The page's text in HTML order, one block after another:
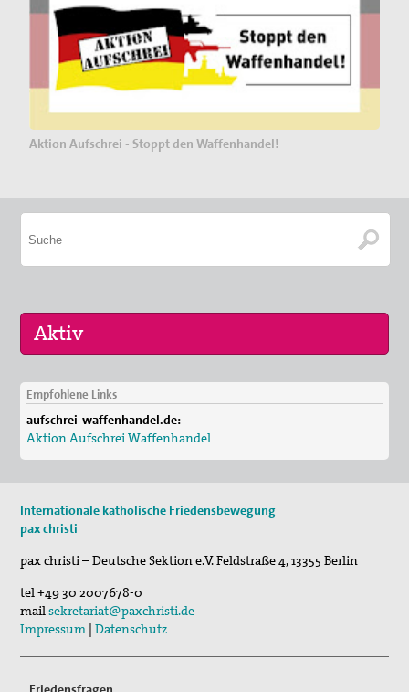
Aktion Aufschrei - Stoppt den Waffenhandel!
29. Aug 2026
Fahrradpilgertour 2026
30. Aug 2026
03. Sep 2026
Mahnwache
Empfohlene Links
aufschrei-waffenhandel.de:
Aktion Aufschrei Waffenhandel
Internationale katholische Friedensbewegung
pax christi
pax christi – Deutsche Sektion e.V.Feldstraße 4,13355 Berlin
tel+49 30 2007678-0
mailsekretariat@paxchristi.de
Impressum |Datenschutz